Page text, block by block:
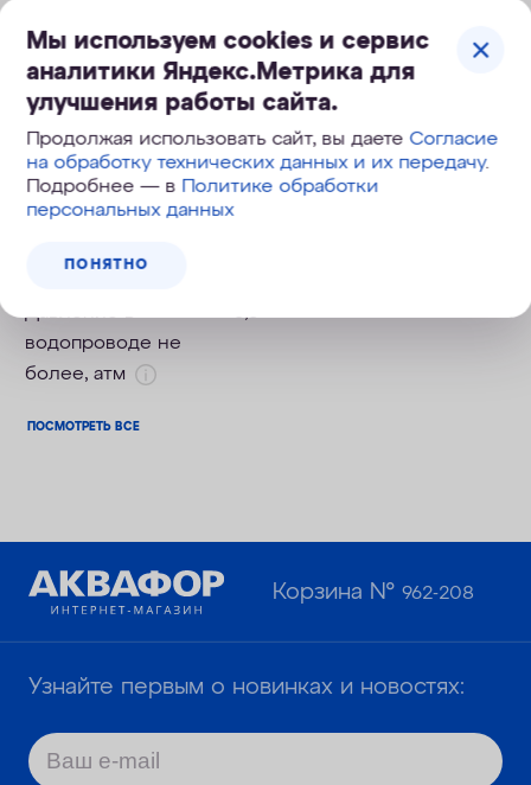
Число ступеней
Накопительная
емкость
да
Фильтрующий
модуль в комплекте
да
Отдельный кран
Давление в
водопроводе не
более, атм
6,5
ПОСМОТРЕТЬ ВСЕ
Мы используем cookies и сервис
аналитики Яндекс.Метрика для
улучшения работы сайта.
Продолжая использовать сайт, вы даетеСогласие
на обработку технических данных и их передачу.
Подробнее — в Политике обработки
персональных данных
ПОНЯТНО
Корзина №962-208
Узнайте первым о новинках и новостях: